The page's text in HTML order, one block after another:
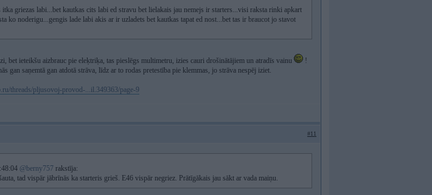
itka griezas labi...bet kautkas cits labi ed stravu bet lielakais jau nemejs ir starters...visi raksta rinki apkart
ko noderigu...gengis lade labi akis ar ir uzladets bet kautkas tapat ed nost...bet tas ir braucot jo stavot
bet ieteikšu aizbrauc pie eleķtriķa, tas pieslēgs multimetru, izies cauri drošinātājiem un atradīs vainu
!
gan saņemtā gan atdotā strāva, līdz ar to rodas pretestība pie klemmas, jo strāva nespēj iziet.
threads/pljusovoj-provod-...il.349363/page-9
#11
@berny757 rakstīja:
tad vispār jābrīnās ka starteris grieš. E46 vispār negriez. Prātīgākais jau sākt ar vada maiņu.